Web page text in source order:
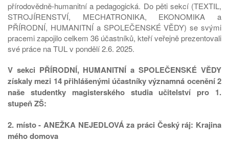
přírodovědně-humanitní a pedagogická. Do pěti sekcí (TEXTIL,
STROJÍRENSTVÍ, MECHATRONIKA, EKONOMIKA a
PŘÍRODNÍ, HUMANITNÍ a SPOLEČENSKÉ VĚDY) se svými
pracemi zapojilo celkem 36 účastníků, kteří veřejně prezentovali
své práce na TUL v pondělí 2.6. 2025.
V sekci PŘÍRODNÍ, HUMANITNÍ a SPOLEČENSKÉ VĚDY
získaly mezi 14 přihlášenými účastníky významná ocenění 2
naše studentky magisterského studia učitelství pro 1.
stupeň ZŠ:
2. místo - ANEŽKA NEJEDLOVÁ za práci Český ráj: Krajina
mého domova